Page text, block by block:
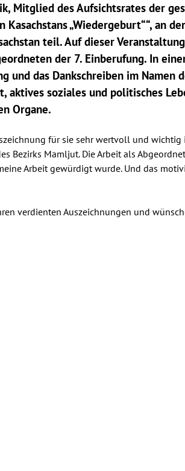
Mitglied des Aufsichtsrates der
Kasachstans „Wiedergeburt““, an
teil. Auf dieser
der 7. Einberufung. In
und das Dankschreiben im Namen
aktives soziales und politisches
Organe.
für sie sehr wertvoll und wichtig
Bezirks Mamljut. Die Arbeit als
Arbeit gewürdigt wurde. Und das
verdienten Auszeichnungen und